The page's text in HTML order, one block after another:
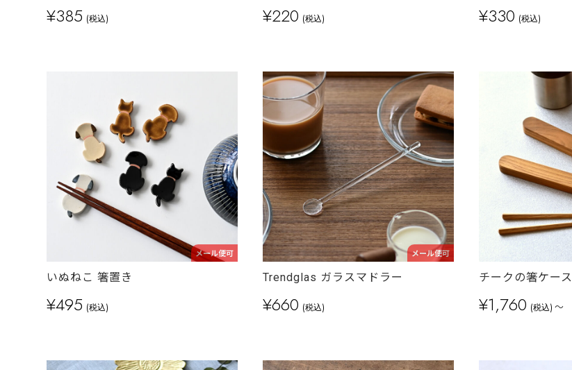
¥385 (税込) ¥220 (税込) ¥330 (税込)
メール便可
いぬねこ 箸置き
¥495 (税込)
メール便可
Trendglas ガラスマドラー
¥660 (税込)
チークの箸ケース
¥1,760 (税込) ～